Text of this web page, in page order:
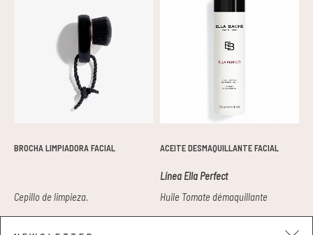
BROCHA LIMPIADORA FACIAL
Cepillo de limpieza.
ACEITE DESMAQUILLANTE FACIAL
Línea Ella Perfect
Huile Tomate démaquillante